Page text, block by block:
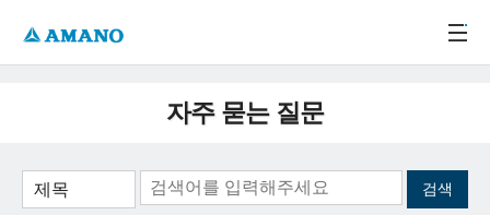
자주 묻는 질문